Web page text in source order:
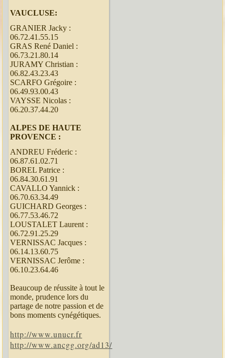
VAUCLUSE:
GRANIER Jacky :
06.72.41.55.15
GRAS René Daniel :
06.73.21.80.14
JURAMY Christian :
06.82.43.23.43
SCARFO Grégoire :
06.49.93.00.43
VAYSSE Nicolas :
06.20.37.44.20
ALPES DE HAUTE
PROVENCE :
ANDREU Fréderic :
06.87.61.02.71
BOREL Patrice :
06.84.30.61.91
CAVALLO Yannick :
06.70.63.34.49
GUICHARD Georges :
06.77.53.46.72
LOUSTALET Laurent :
06.72.91.25.29
VERNISSAC Jacques :
06.14.13.60.75
VERNISSAC Jerôme :
06.10.23.64.46
Beaucoup de réussite à tout le
monde, prudence lors du
partage de notre passion et de
bons moments cynégétiques.
http://www.unucr.fr
http://www.ancgg.org/ad13/